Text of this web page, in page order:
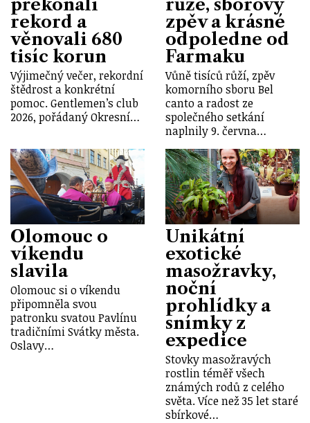
překonali
rekord a
věnovali 680
tisíc korun
Výjimečný večer, rekordní
štědrost a konkrétní
pomoc. Gentlemen’s club
2026, pořádaný Okresní…
růže, sborový
zpěv a krásné
odpoledne od
Farmaku
Vůně tisíců růží, zpěv
komorního sboru Bel
canto a radost ze
společného setkání
naplnily 9. června…
Olomouc o
víkendu
slavila
Olomouc si o víkendu
připomněla svou
patronku svatou Pavlínu
tradičními Svátky města.
Oslavy…
Unikátní
exotické
masožravky,
noční
prohlídky a
snímky z
expedice
Stovky masožravých
rostlin téměř všech
známých rodů z celého
světa. Více než 35 let staré
sbírkové…